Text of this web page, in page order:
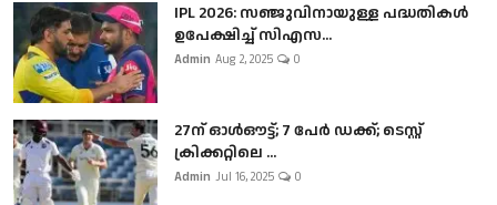
IPL 2026: സഞ്ജുവിനായുള്ള പദ്ധതികൾ
ഉപേക്ഷിച്ച് സിഎസ...
Admin Aug 2, 2025 0
27ന് ഓൾഔട്ട്; 7 പേർ ഡക്ക്; ടെസ്റ്റ്
ക്രിക്കറ്റിലെ ...
Admin Jul 16, 2025 0